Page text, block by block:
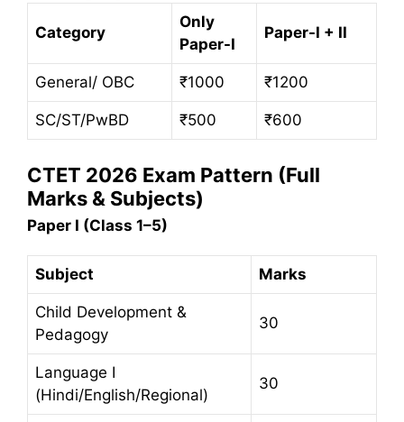
Category
Only
Paper-I
Paper-I + II
General/ OBC ₹1000 ₹1200
SC/ST/PwBD ₹500 ₹600
CTET 2026 Exam Pattern (Full
Marks & Subjects)
Paper I (Class 1–5)
Subject Marks
Child Development &
Pedagogy
30
Language I
(Hindi/English/Regional)
30